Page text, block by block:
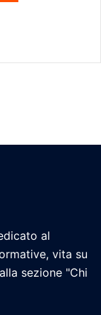
al
vita su
sezione "Chi